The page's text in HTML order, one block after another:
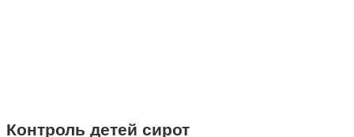
Контроль детей сирот